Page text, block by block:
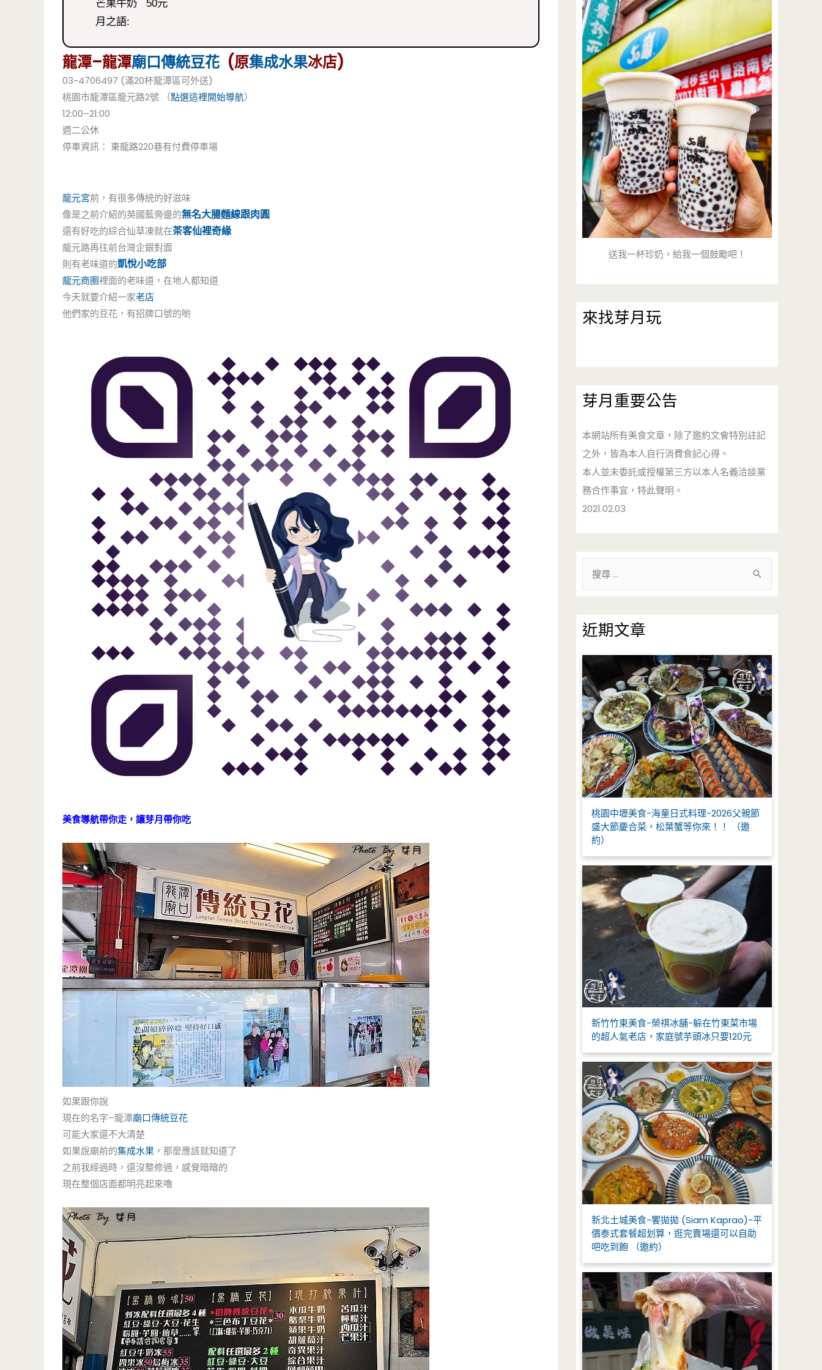
芒果牛奶 50元
月之語:
龍潭–龍潭廟口傳統豆花 (原集成水果冰店)
03-4706497 (滿20杯龍潭區可外送)
桃園市龍潭區龍元路2號 （點選這裡開始導航）
12:00–21:00
週二公休
停車資訊： 東龍路220巷有付費停車場
龍元宮前，有很多傳統的好滋味
像是之前介紹的英國藍旁邊的無名大腸麵線跟肉圓
還有好吃的綜合仙草凍就在茶客仙裡奇緣
龍元路再往前台灣企銀對面
則有老味道的凱悅小吃部
龍元商圈裡面的老味道，在地人都知道
今天就要介紹一家老店
他們家的豆花，有招牌口號的喲
美食導航帶你走，讓芽月帶你吃
如果跟你說
現在的名字–龍潭廟口傳統豆花
可能大家還不大清楚
如果說廟前的集成水果 ，那麼應該就知道了
之前我經過時，還沒整修過，感覺暗暗的
現在整個店面都明亮起來嚕
送我一杯珍奶，給我一個鼓勵吧！
來找芽月玩
芽月重要公告
本網站所有美食文章，除了邀約文會特別註記
之外，皆為本人自行消費食記心得。
本人並未委託或授權第三方以本人名義洽談業
務合作事宜，特此聲明。
2021.02.03
鍵
字
:
近期文章
桃園中壢美食-海童日式料理-2026父親節
盛大節慶合菜，松葉蟹等你來！！ （邀
約）
新竹竹東美食-榮祺冰舖-躲在竹東菜市場
的超人氣老店，家庭號芋頭冰只要120元
新北土城美食-饗拋拋 (Siam Kaprao)-平
價泰式套餐超划算，逛完賣場還可以自助
吧吃到飽 （邀約）